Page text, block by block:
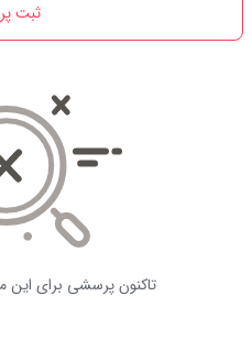
ثبت
تاکنون پرسشی برای